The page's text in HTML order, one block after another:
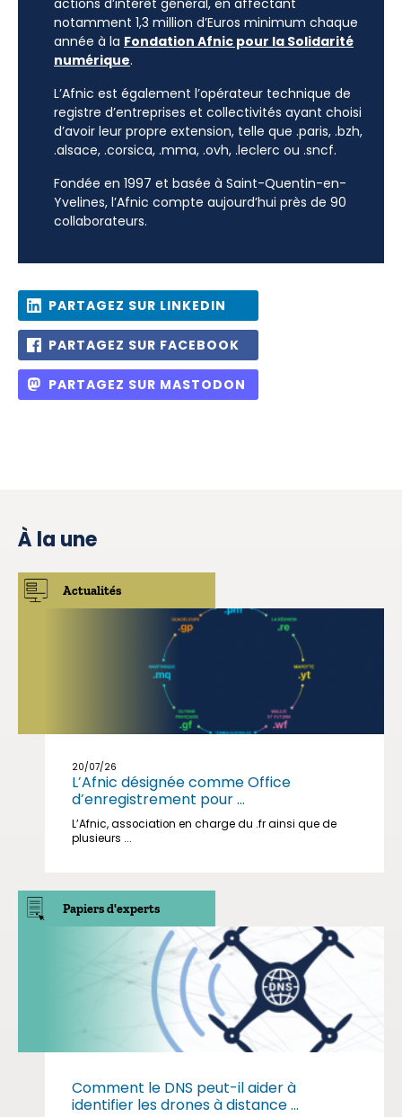
actions d’intérêt général, en affectant
notamment 1,3 million d’Euros minimum chaque
année à la Fondation Afnic pour la Solidarité
numérique.
L’Afnic est également l’opérateur technique de
registre d’entreprises et collectivités ayant choisi
d’avoir leur propre extension, telle que .paris, .bzh,
.alsace, .corsica, .mma, .ovh, .leclerc ou .sncf.
Fondée en 1997 et basée à Saint-Quentin-en-
Yvelines, l’Afnic compte aujourd’hui près de 90
collaborateurs.
PARTAGEZ SUR LINKEDIN
PARTAGEZ SUR FACEBOOK
PARTAGEZ SUR MASTODON
À la une
Actualités
20/07/26
L’Afnic désignée comme Office
d’enregistrement pour ...
L’Afnic, association en charge du .fr ainsi que de
plusieurs ...
Papiers d'experts
Comment le DNS peut-il aider à
identifier les drones à distance ...